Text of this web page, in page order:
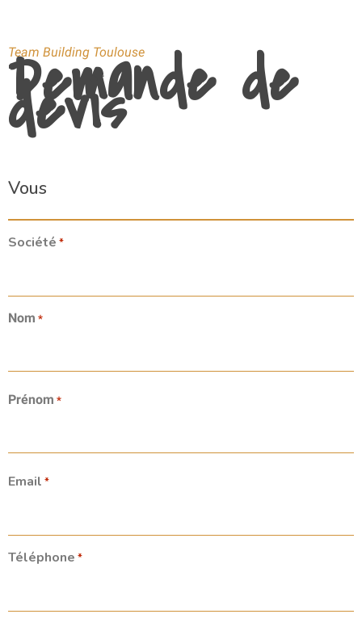
Team Building Toulouse
Demande de
devis
Vous
Société *
Nom *
Prénom *
Email *
Téléphone *